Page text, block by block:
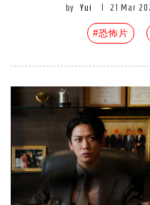
by Yui 21 Mar
#恐怖片